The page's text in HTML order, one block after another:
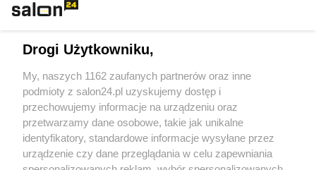
Sport
Społeczeństwo
Kultura
Drogi Użytkowniku,
My, naszych 1162 zaufanych partnerów oraz inne
podmioty z salon24.pl uzyskujemy dostęp i
przechowujemy informacje na urządzeniu oraz
przetwarzamy dane osobowe, takie jak unikalne
identyfikatory, standardowe informacje wysyłane przez
urządzenie czy dane przeglądania w celu zapewniania